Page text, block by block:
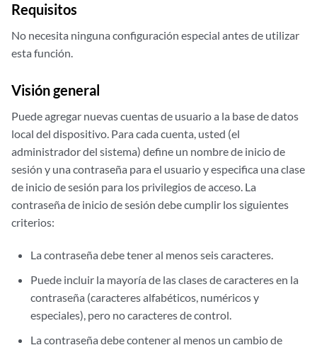
Requisitos
No necesita ninguna configuración especial antes de utilizar
esta función.
Visión general
Puede agregar nuevas cuentas de usuario a la base de datos
local del dispositivo. Para cada cuenta, usted (el
administrador del sistema) define un nombre de inicio de
sesión y una contraseña para el usuario y especifica una clase
de inicio de sesión para los privilegios de acceso. La
contraseña de inicio de sesión debe cumplir los siguientes
criterios:
La contraseña debe tener al menos seis caracteres.
Puede incluir la mayoría de las clases de caracteres en la
contraseña (caracteres alfabéticos, numéricos y
especiales), pero no caracteres de control.
La contraseña debe contener al menos un cambio de